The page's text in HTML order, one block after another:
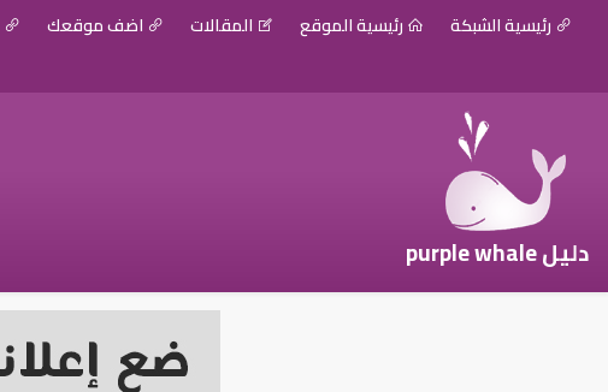
رئيسية الشبكة رئيسية الموقع المقالات اضف موقعك
دليل purple whale